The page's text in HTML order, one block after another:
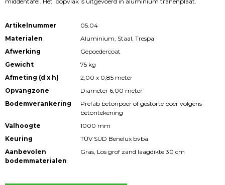
Artikelnummer
05.04
Materialen
Aluminium, Staal, Trespa
Afwerking
Gepoedercoat
Gewicht
75 kg
Afmeting (d x h)
2,00 x 0,85 meter
Opvangzone
Diameter 6,00 meter
Bodemverankering
Prefab betonpoer of gestorte poer volgens
betontekening
Valhoogte
1000 mm
Keuring
TÜV SÜD Benelux bvba
Aanbevolen
bodemmaterialen
Gras, Los grof zand laagdikte 30 cm